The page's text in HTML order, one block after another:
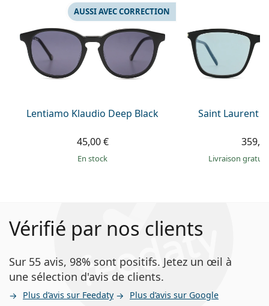
Lentiamo Klaudio Deep Black
AUSSI AVEC CORRECTION
45,00 €
en stock
Saint Laurent
Livraison
Vérifié par nos clients
Sur 55 avis, 98% sont positifs. Jetez un œil à
une sélection d'avis de clients.
Plus d’avis sur Feedaty Plus d’avis sur Google